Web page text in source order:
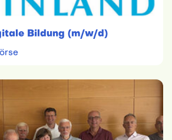
Bildung (m/w/d)